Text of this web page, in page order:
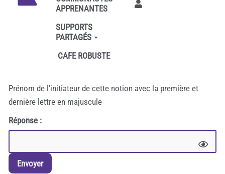
APPRENANTES
SUPPORTS
PARTAGÉS
CAFE ROBUSTE
Prénom de l'initiateur de cette notion avec la première et
dernière lettre en majuscule
Réponse :
Envoyer